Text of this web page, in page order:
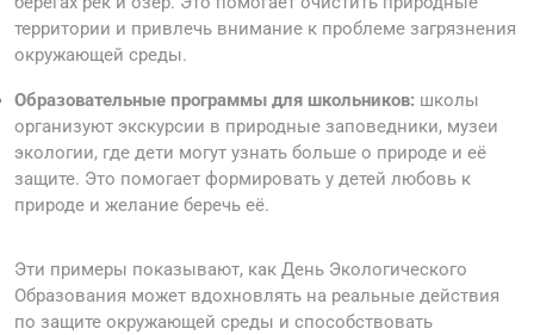
территории и привлечь внимание к проблеме загрязнения
окружающей среды.
Образовательные программы для школьников: школы
организуют экскурсии в природные заповедники, музеи
экологии, где дети могут узнать больше о природе и её
защите. Это помогает формировать у детей любовь к
природе и желание беречь её.
Эти примеры показывают, как День Экологического
Образования может вдохновлять на реальные действия
по защите окружающей среды и способствовать